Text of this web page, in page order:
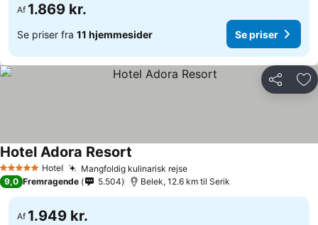
Af 1.869 kr.
Se priser fra 11 hjemmesider Se priser
Del
5 Stjerner Hotel Mangfoldig kulinarisk rejse
Hotel Adora Resort
9,0 Fremragende 5.504 Belek, 12.6 km til Serik
Af 1.949 kr.